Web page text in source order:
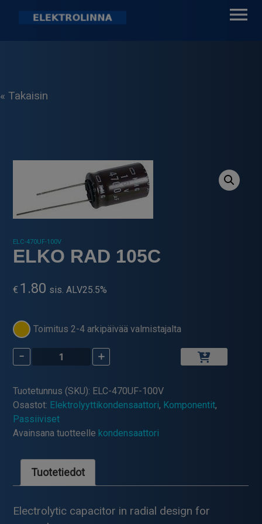
« Takaisin
ELC-470UF-100V
ELKO RAD 105C
€ 1.80 sis. ALV25.5%
Toimitus 2-4 arkipäivää valmistajalta
-
ELKO
RAD
määrä
+
Tuotetunnus (SKU): ELC-470UF-100V
Osastot: Elektrolyyttikondensaattori, Komponentit,
Passiiviset
Avainsana tuotteelle kondensaattori
Tuotetiedot
Electrolytic capacitor in radial design for